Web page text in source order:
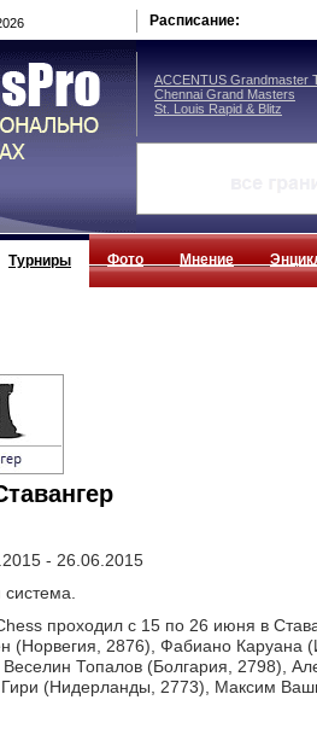
Расписание:
ACCENTUS Grandmaster
Chennai Grand Masters
St. Louis Rapid & Blitz
Турниры Фото Мнение
- 26.06.2015
система.
проходил с 15 по 26 июня в
(Норвегия, 2876), Фабиано
Топалов (Болгария, 2798),
(Нидерланды, 2773), Максим